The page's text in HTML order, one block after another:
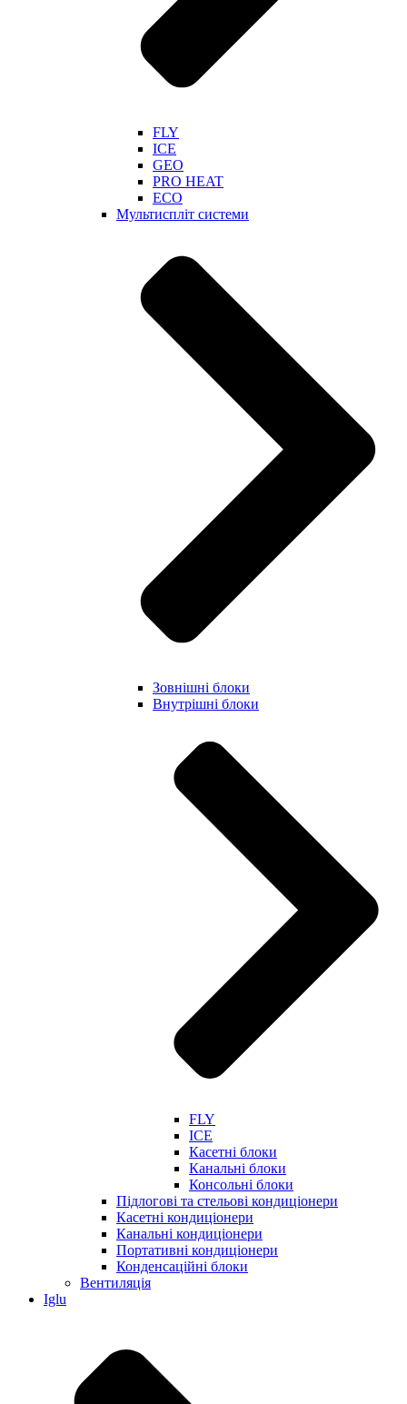
FLY
ICE
GEO
PRO HEAT
ECO
Мультиспліт системи
Зовнішні блоки
Внутрішні блоки
FLY
ICE
Касетні блоки
Канальні блоки
Консольні блоки
Підлогові та стельові кондиціонери
Касетні кондиціонери
Канальні кондиціонери
Портативні кондиціонери
Конденсаційні блоки
Вентиляція
Iglu